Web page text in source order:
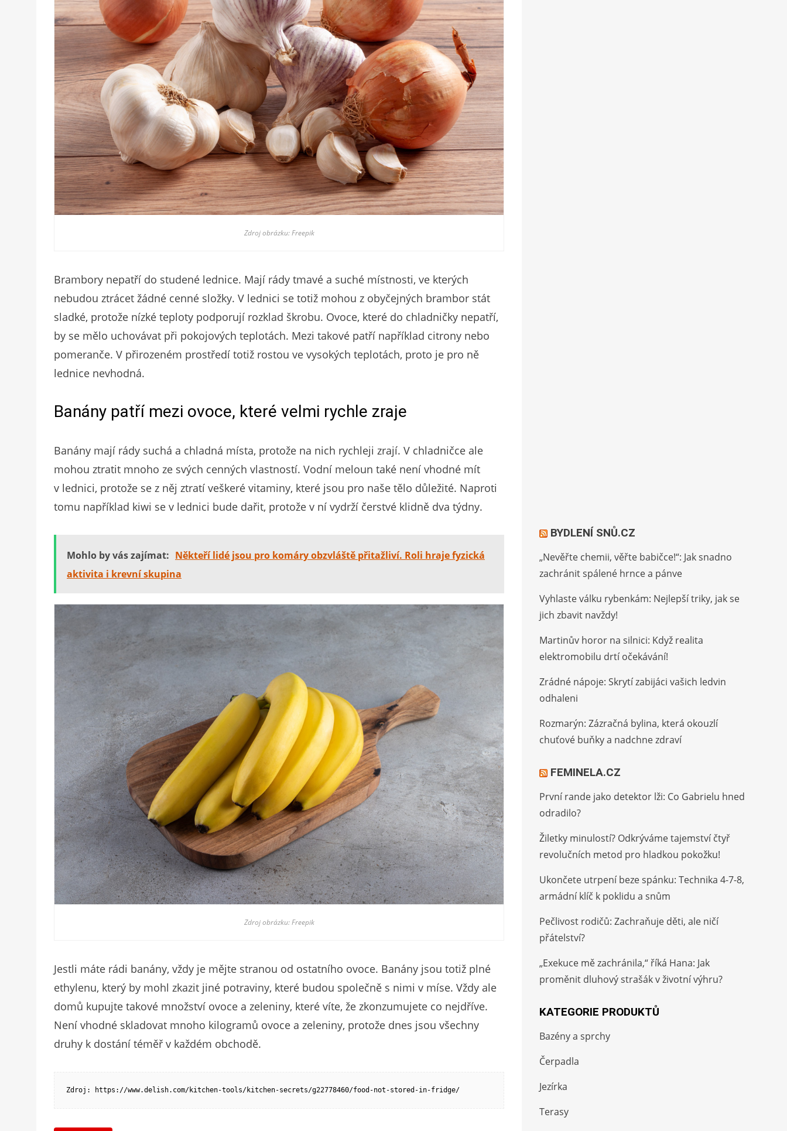
Zdroj obrázku: Freepik
Brambory nepatří do studené lednice. Mají rády tmavé a suché místnosti, ve kterých
nebudou ztrácet žádné cenné složky. V lednici se totiž mohou z obyčejných brambor stát
sladké, protože nízké teploty podporují rozklad škrobu. Ovoce, které do chladničky nepatří,
by se mělo uchovávat při pokojových teplotách. Mezi takové patří například citrony nebo
pomeranče. V přirozeném prostředí totiž rostou ve vysokých teplotách, proto je pro ně
lednice nevhodná.
Banány patří mezi ovoce, které velmi rychle zraje
Banány mají rády suchá a chladná místa, protože na nich rychleji zrají. V chladničce ale
mohou ztratit mnoho ze svých cenných vlastností. Vodní meloun také není vhodné mít
v lednici, protože se z něj ztratí veškeré vitaminy, které jsou pro naše tělo důležité. Naproti
tomu například kiwi se v lednici bude dařit, protože v ní vydrží čerstvé klidně dva týdny.
Mohlo by vás zajímat: Někteří lidé jsou pro komáry obzvláště přitažliví. Roli hraje fyzická
aktivita i krevní skupina
Zdroj obrázku: Freepik
Jestli máte rádi banány, vždy je mějte stranou od ostatního ovoce. Banány jsou totiž plné
ethylenu, který by mohl zkazit jiné potraviny, které budou společně s nimi v míse. Vždy ale
domů kupujte takové množství ovoce a zeleniny, které víte, že zkonzumujete co nejdříve.
Není vhodné skladovat mnoho kilogramů ovoce a zeleniny, protože dnes jsou všechny
druhy k dostání téměř v každém obchodě.
Zdroj: https://www.delish.com/kitchen-tools/kitchen-secrets/g22778460/food-not-stored-in-fridge/
BYDLENÍ SNŮ.CZ
„Nevěřte chemii, věřte babičce!“: Jak snadno
zachránit spálené hrnce a pánve
Vyhlaste válku rybenkám: Nejlepší triky, jak se
jich zbavit navždy!
Martinův horor na silnici: Když realita
elektromobilu drtí očekávání!
Zrádné nápoje: Skrytí zabijáci vašich ledvin
odhaleni
Rozmarýn: Zázračná bylina, která okouzlí
chuťové buňky a nadchne zdraví
FEMINELA.CZ
První rande jako detektor lži: Co Gabrielu hned
odradilo?
Žiletky minulostí? Odkrýváme tajemství čtyř
revolučních metod pro hladkou pokožku!
Ukončete utrpení beze spánku: Technika 4-7-8,
armádní klíč k poklidu a snům
Pečlivost rodičů: Zachraňuje děti, ale ničí
přátelství?
„Exekuce mě zachránila,“ říká Hana: Jak
proměnit dluhový strašák v životní výhru?
KATEGORIE PRODUKTŮ
Bazény a sprchy
Čerpadla
Jezírka
Terasy